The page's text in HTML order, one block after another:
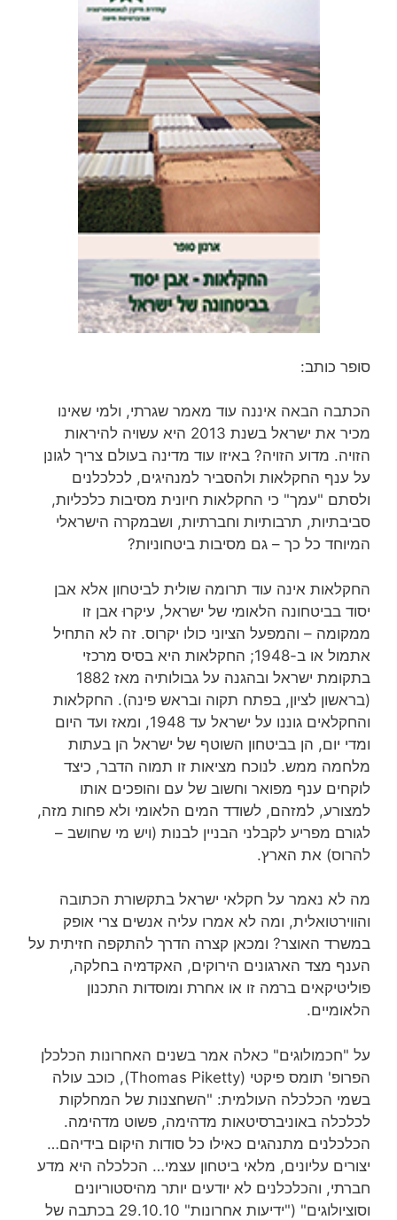
סופר כותב:
הכתבה הבאה איננה עוד מאמר שגרתי, ולמי שאינו
מכיר את ישראל בשנת 2013 היא עשויה להיראות
הזויה. מדוע הזויה? באיזו עוד מדינה בעולם צריך לגונן
על ענף החקלאות ולהסביר למנהיגים, לכלכלנים
ולסתם "עמך" כי החקלאות חיונית מסיבות כלכליות,
סביבתיות, תרבותיות וחברתיות, ושבמקרה הישראלי
המיוחד כל כך – גם מסיבות ביטחוניות?
החקלאות אינה עוד תרומה שולית לביטחון אלא אבן
יסוד בביטחונה הלאומי של ישראל, עיקרוּ אבן זו
ממקומה – והמפעל הציוני כולו יקרוס. זה לא התחיל
אתמול או ב-1948; החקלאות היא בסיס מרכזי
בתקומת ישראל ובהגנה על גבולותיה מאז 1882
(בראשון לציון, בפתח תקוה ובראש פינה). החקלאות
והחקלאים גוננו על ישראל עד 1948, ומאז ועד היום
ומדי יום, הן בביטחון השוטף של ישראל הן בעתות
מלחמה ממש. לנוכח מציאות זו תמוה הדבר, כיצד
לוקחים ענף מפואר וחשוב של עם והופכים אותו
למצורע, למזהם, לשודד המים הלאומי ולא פחות מזה,
לגורם מפריע לקבלני הבניין לבנות (ויש מי שחושב –
להרוס) את הארץ.
מה לא נאמר על חקלאי ישראל בתקשורת הכתובה
והווירטואלית, ומה לא אמרו עליה אנשים צרי אופק
במשרד האוצר? ומכאן קצרה הדרך להתקפה חזיתית על
הענף מצד הארגונים הירוקים, האקדמיה בחלקה,
פוליטיקאים ברמה זו או אחרת ומוסדות התכנון
הלאומיים.
על "חכמולוגים" כאלה אמר בשנים האחרונות הכלכלן
הפרופ' תומס פיקטי (Thomas Piketty), כוכב עולה
בשמי הכלכלה העולמית: "השחצנות של המחלקות
לכלכלה באוניברסיטאות מדהימה, פשוט מדהימה.
הכלכלנים מתנהגים כאילו כל סודות היקום בידיהם…
יצורים עליונים, מלאי ביטחון עצמי… הכלכלה היא מדע
חברתי, והכלכלנים לא יודעים יותר מהיסטוריונים
וסוציולוגים" ("ידיעות אחרונות" 29.10.10 בכתבה של